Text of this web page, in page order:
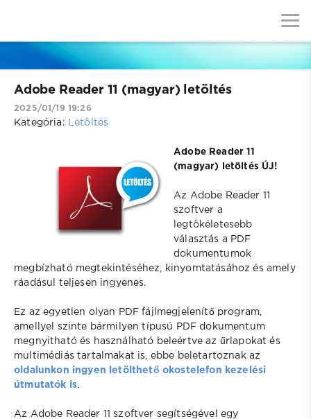
Adobe Reader 11 (magyar) letöltés
2025/01/19 19:26
Kategória: Letöltés
Adobe Reader 11
(magyar) letöltés ÚJ!
Az Adobe Reader 11
szoftver a
legtökéletesebb
választás a PDF
dokumentumok
megbízható megtekintéséhez, kinyomtatásához és amely
ráadásul teljesen ingyenes.
Ez az egyetlen olyan PDF fájlmegjelenítő program,
amellyel szinte bármilyen típusú PDF dokumentum
megnyitható és használható beleértve az űrlapokat és
multimédiás tartalmakat is, ebbe beletartoznak az
oldalunkon ingyen letölthető okostelefon kezelési
útmutatók is.
Az Adobe Reader 11 szoftver segítségével egy